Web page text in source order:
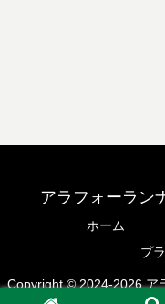
アラフォーラン
ホーム
プ
Copyright © 2024-2026 ア